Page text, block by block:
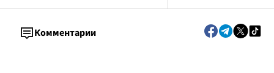
Комментарии